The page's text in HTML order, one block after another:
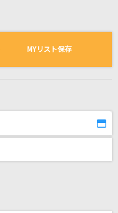
いる曲の一覧
FILM RED)
MYリスト保存